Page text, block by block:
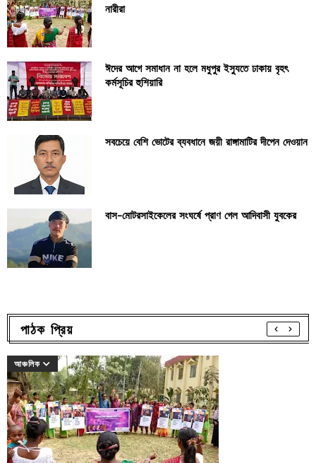
নারীরা
ঈদের আগে সমাধান না হলে মধুপুর ইস্যুতে ঢাকায় বৃহৎ
কর্মসূচির হুশিয়ারি
সবচেয়ে বেশি ভোটের ব্যবধানে জয়ী রাঙ্গামাটির দীপেন দেওয়ান
বাস-মোটরসাইকেলের সংঘর্ষে প্রাণ গেল আদিবাসী যুবকের
পাঠক প্রিয়
আঞ্চলিক